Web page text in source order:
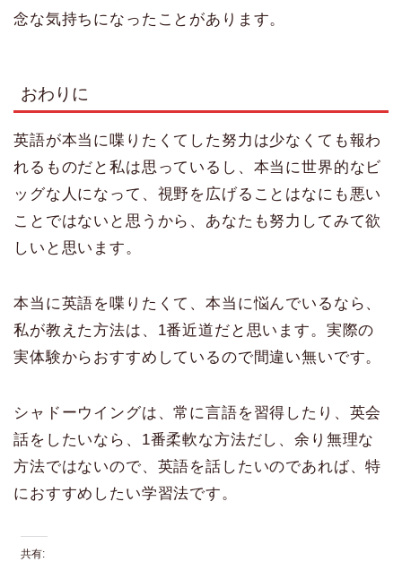
念な気持ちになったことがあります。
おわりに
英語が本当に喋りたくてした努力は少なくても報わ
れるものだと私は思っているし、本当に世界的なビ
ッグな人になって、視野を広げることはなにも悪い
ことではないと思うから、あなたも努力してみて欲
しいと思います。
本当に英語を喋りたくて、本当に悩んでいるなら、
私が教えた方法は、1番近道だと思います。実際の
実体験からおすすめしているので間違い無いです。
シャドーウイングは、常に言語を習得したり、英会
話をしたいなら、1番柔軟な方法だし、余り無理な
方法ではないので、英語を話したいのであれば、特
におすすめしたい学習法です。
共有: